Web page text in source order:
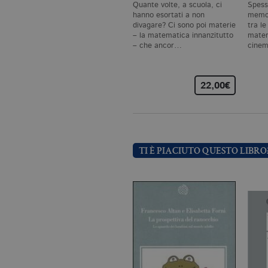
Quante volte, a scuola, ci
hanno esortati a non
divagare? Ci sono poi materie
– la matematica innanzitutto
– che ancor…
22,00€
tra le
TI È PIACIUTO QUESTO
CookieScriptConsent
Nome
_fbp